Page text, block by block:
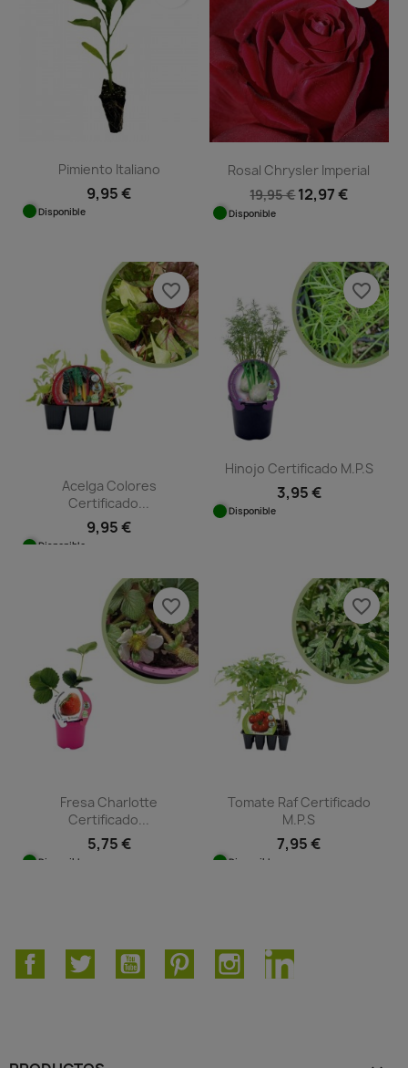
Pimiento Italiano
9,95 €
Disponible
Rosal Chrysler Imperial
19,95 €12,97 €
Disponible
Acelga Colores
Certificado...
9,95 €
Disponible
favorite_border
Hinojo Certificado M.P.S
3,95 €
Disponible
favorite_border
Fresa Charlotte
Certificado...
5,75 €
Disponible
favorite_border
Tomate Raf Certificado
M.P.S
7,95 €
Disponible
favorite_border
FacebookTwitter YouTube PinterestInstagramLinkedIn